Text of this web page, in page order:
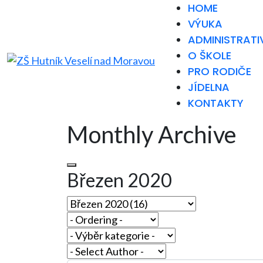
HOME
VÝUKA
O ŠKOLE
PRO RODIČE
JÍDELNA
KONTAKTY
Monthly Archive
Březen 2020